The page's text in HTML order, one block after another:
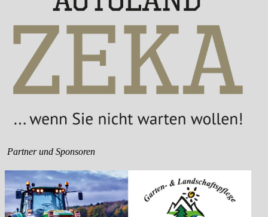
Partner und Sponsoren